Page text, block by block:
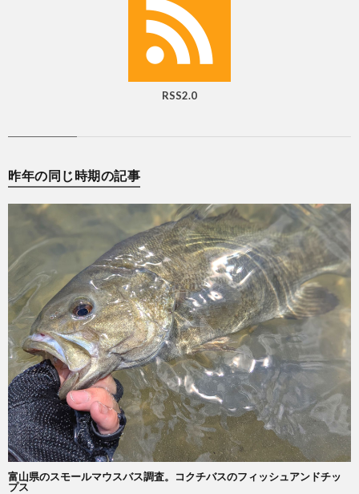
RSS2.0
昨年の同じ時期の記事
富山県のスモールマウスバス調査。コクチバスのフィッシュアンドチッ
プス